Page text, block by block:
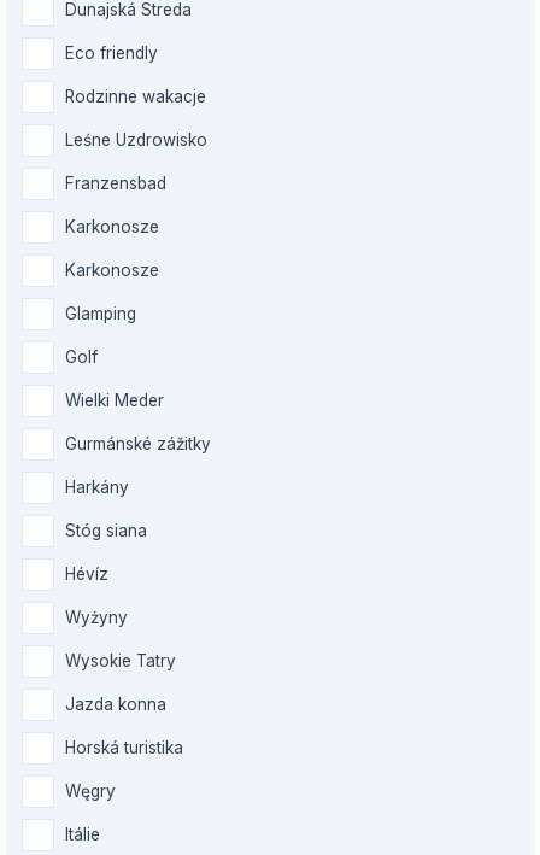
Dunajská Streda
Eco friendly
Rodzinne wakacje
Leśne Uzdrowisko
Franzensbad
Karkonosze
Karkonosze
Glamping
Golf
Wielki Meder
Gurmánské zážitky
Harkány
Stóg siana
Hévíz
Wyżyny
Wysokie Tatry
Jazda konna
Horská turistika
Węgry
Itálie